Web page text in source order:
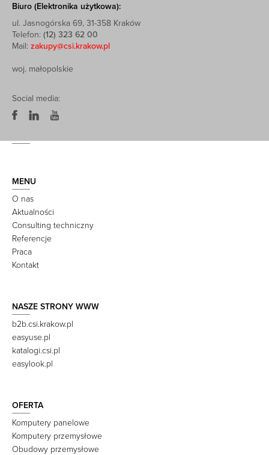
Biuro (Elektronika użytkowa):
ul. Jasnogórska 69, 31-358 Kraków
Telefon: (12) 323 62 00
Mail: zakupy@csi.krakow.pl
woj. małopolskie
Social media:
MENU
O nas
Aktualności
Consulting techniczny
Referencje
Praca
Kontakt
NASZE STRONY WWW
b2b.csi.krakow.pl
easyuse.pl
katalogi.csi.pl
easylook.pl
OFERTA
Komputery panelowe
Komputery przemysłowe
Obudowy przemysłowe